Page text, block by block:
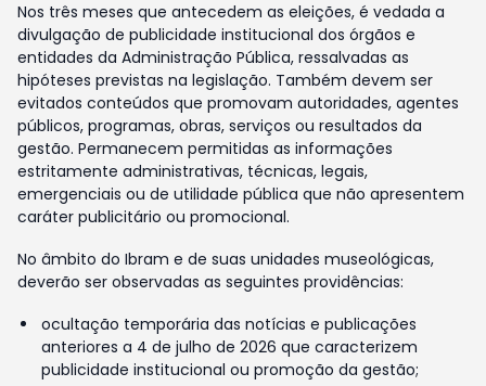
Nos três meses que antecedem as eleições, é vedada a
divulgação de publicidade institucional dos órgãos e
entidades da Administração Pública, ressalvadas as
hipóteses previstas na legislação. Também devem ser
evitados conteúdos que promovam autoridades, agentes
públicos, programas, obras, serviços ou resultados da
gestão. Permanecem permitidas as informações
estritamente administrativas, técnicas, legais,
emergenciais ou de utilidade pública que não apresentem
caráter publicitário ou promocional.
No âmbito do Ibram e de suas unidades museológicas,
deverão ser observadas as seguintes providências:
ocultação temporária das notícias e publicações
anteriores a 4 de julho de 2026 que caracterizem
publicidade institucional ou promoção da gestão;